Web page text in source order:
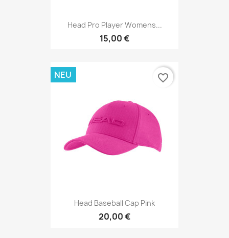
Head Pro Player Womens...
15,00 €
Head Baseball Cap Pink
20,00 €
NEU favorite_border